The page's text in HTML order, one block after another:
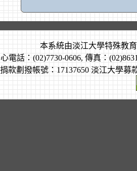
本系統由淡江大學特殊教
電話：(02)7730-0606, 傳真：
捐款劃撥帳號：17137650 淡江大學